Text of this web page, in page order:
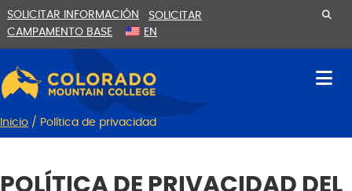
al
contenido
la
SOLICITAR INFORMACIÓN
SOLICITAR
CAMPAMENTO BASE
EN
Inicio / Política de privacidad
POLÍTICA DE PRIVACIDAD DEL